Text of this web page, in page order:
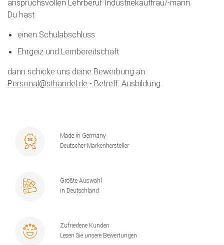
anspruchsvollen Lehrberuf Industriekauffrau/-mann.
Du hast
einen Schulabschluss
Ehrgeiz und Lernbereitschaft
dann schicke uns deine Bewerbung an
Personal@sthandel.de - Betreff: Ausbildung.
Made in Germany
Deutscher Markenhersteller
Größte Auswahl
in Deutschland
Zufriedene Kunden
Lesen Sie unsere Bewertungen